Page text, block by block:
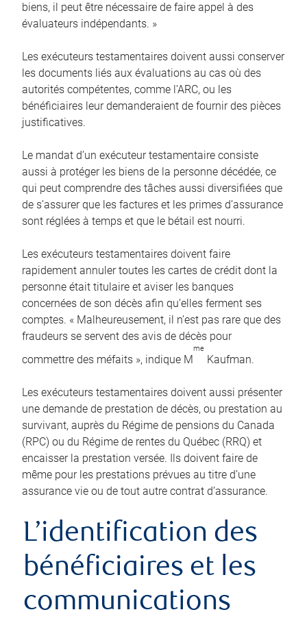
biens, il peut être nécessaire de faire appel à des
évaluateurs indépendants. »
Les exécuteurs testamentaires doivent aussi conserver
les documents liés aux évaluations au cas où des
autorités compétentes, comme l’ARC, ou les
bénéficiaires leur demanderaient de fournir des pièces
justificatives.
Le mandat d’un exécuteur testamentaire consiste
aussi à protéger les biens de la personne décédée, ce
qui peut comprendre des tâches aussi diversifiées que
de s’assurer que les factures et les primes d’assurance
sont réglées à temps et que le bétail est nourri.
Les exécuteurs testamentaires doivent faire
rapidement annuler toutes les cartes de crédit dont la
personne était titulaire et aviser les banques
concernées de son décès afin qu’elles ferment ses
comptes. « Malheureusement, il n’est pas rare que des
fraudeurs se servent des avis de décès pour
commettre des méfaits », indique M
me
Kaufman.
Les exécuteurs testamentaires doivent aussi présenter
une demande de prestation de décès, ou prestation au
survivant, auprès du Régime de pensions du Canada
(RPC) ou du Régime de rentes du Québec (RRQ) et
encaisser la prestation versée. Ils doivent faire de
même pour les prestations prévues au titre d’une
assurance vie ou de tout autre contrat d’assurance.
L’identification des
bénéficiaires et les
communications